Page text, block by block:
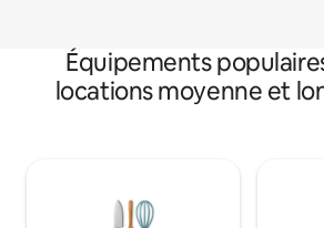
Équipements
locations moyenne et